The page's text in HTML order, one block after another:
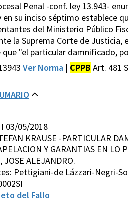
Penal -conf. ley 13.943-
su inciso séptimo establece
del Ministerio Público
la Suprema Corte de Justicia,
"el particular damnificado,
Ver Norma | CPPB Art. 481
I 03/05/2018
KRAUSE -PARTICULAR
Y GARANTIAS EN LO
JOSE ALEJANDRO.
Pettigiani-de Lázzari-Negri-
del Fallo